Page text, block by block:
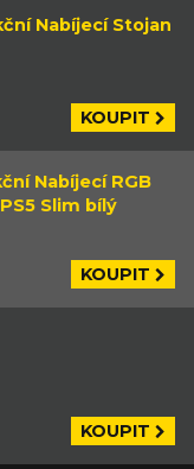
Nabíjecí Stojan
KOUPIT
Nabíjecí RGB
Slim bílý
KOUPIT
KOUPIT